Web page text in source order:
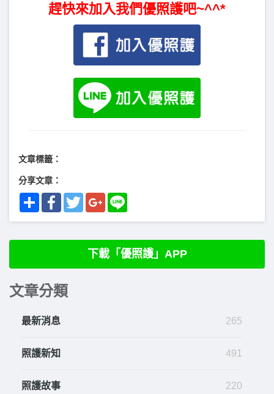
趕快來加入我們優照護吧~^^*
文章標籤：
分享文章：
Share FacebookTwitterGoogle+
下載「優照護」APP
文章分類
最新消息 265
照護新知 491
照護故事 220